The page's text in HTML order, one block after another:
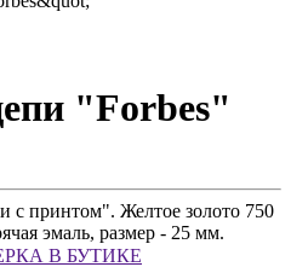
"Forbes"
с принтом". Желтое золото 750
эмаль, размер - 25 мм.
В БУТИКЕ